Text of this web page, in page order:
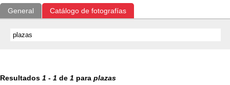
General Catálogo de fotografías
Resultados 1 - 1 de 1 para plazas